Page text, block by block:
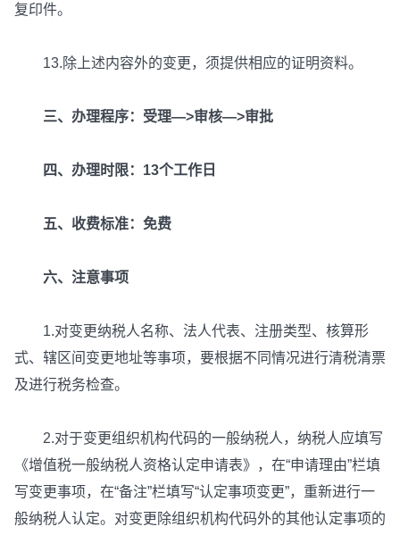
复印件。
13.除上述内容外的变更，须提供相应的证明资料。
三、办理程序：受理—>审核—>审批
四、办理时限：13个工作日
五、收费标准：免费
六、注意事项
1.对变更纳税人名称、法人代表、注册类型、核算形
式、辖区间变更地址等事项，要根据不同情况进行清税清票
及进行税务检查。
2.对于变更组织机构代码的一般纳税人，纳税人应填写
《增值税一般纳税人资格认定申请表》，在“申请理由”栏填
写变更事项，在“备注”栏填写“认定事项变更”，重新进行一
般纳税人认定。对变更除组织机构代码外的其他认定事项的